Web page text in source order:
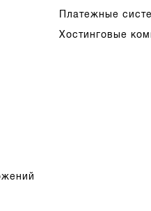
Платежные
Хостинговые